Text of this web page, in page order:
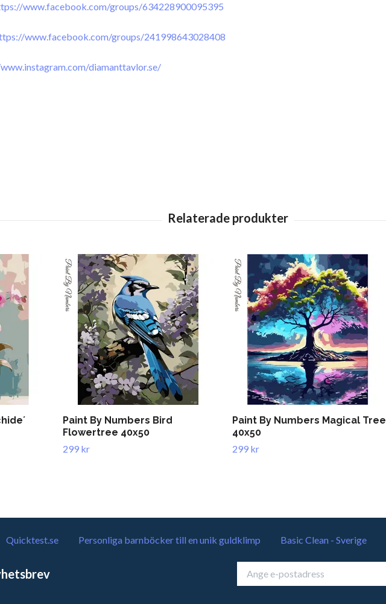
www.facebook.com/groups/634228900095395
www.facebook.com/groups/241998643028408
diamanttavlor.se/
Paint By Numbers Bird
Flowertree 40x50
299 kr
Paint By Numbers Magical Tree
40x50
299 kr
Quicktest.se Personliga barnböcker till en unik guldklimp Basic Clean - Sverige